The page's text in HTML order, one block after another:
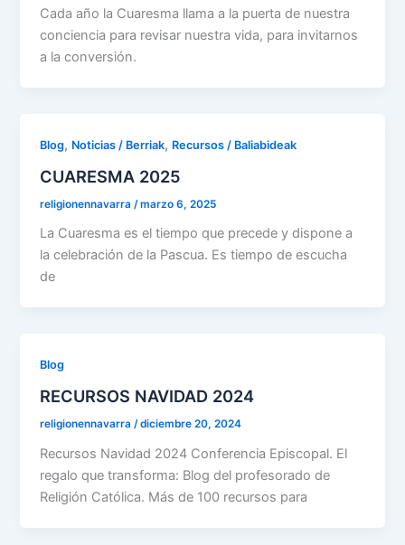
Cada año la Cuaresma llama a la puerta de nuestra
conciencia para revisar nuestra vida, para invitarnos
a la conversión.
Blog, Noticias / Berriak, Recursos / Baliabideak
CUARESMA 2025
religionennavarra /marzo 6, 2025
La Cuaresma es el tiempo que precede y dispone a
la celebración de la Pascua. Es tiempo de escucha
de
Blog
RECURSOS NAVIDAD 2024
religionennavarra/diciembre 20, 2024
Recursos Navidad 2024 Conferencia Episcopal. El
regalo que transforma: Blog del profesorado de
Religión Católica. Más de 100 recursos para